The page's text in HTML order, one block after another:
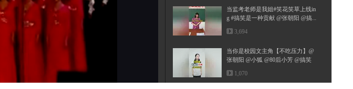
标清
对比度 100
当监考老师是我姐#笑花笑草上线in
g #搞笑是一种贡献 @张朝阳 @搞...
3,694
当你是校园文主角【不吃压力】@
张朝阳 @小狐 @80后小芳 @搞笑
狐
1,070